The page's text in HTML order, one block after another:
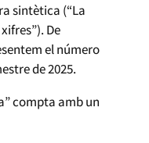
sintètica (“La
De
el número
de 2025.
compta amb un